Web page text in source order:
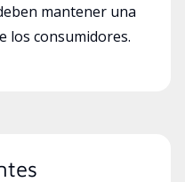
mantener una
los consumidores.